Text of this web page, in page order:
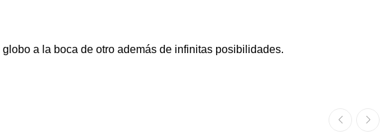
a la boca de otro además de infinitas posibilidades.